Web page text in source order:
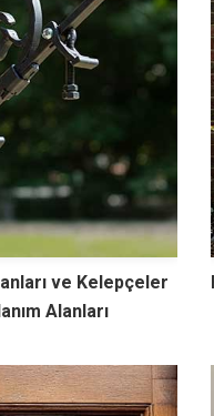
ve Kelepçeler
Alanları